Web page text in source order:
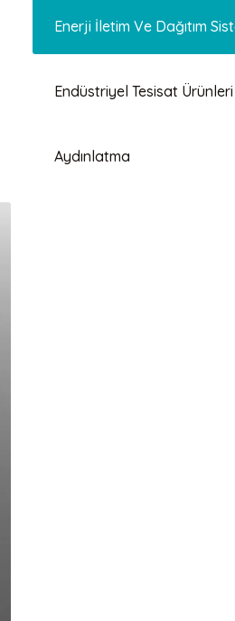
Enerji İletim Ve Dağıtım
Endüstriyel Tesisat Ürünleri
Aydınlatma